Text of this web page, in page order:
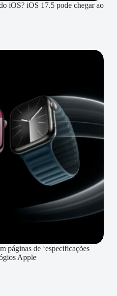
iOS? iOS 17.5 pode chegar ao
páginas de ‘especificações
Apple